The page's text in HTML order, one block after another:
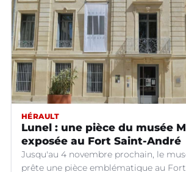
HÉRAULT
Lunel : une pièce du musée
exposée au Fort Saint-André
Jusqu'au 4 novembre prochain, le
prête une pièce emblématique au